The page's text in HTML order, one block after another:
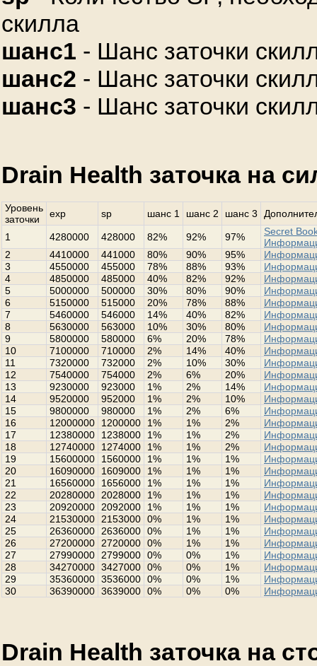
скилла
шанс1 - Шанс заточки
шанс2 - Шанс заточки
шанс3 - Шанс заточки
Drain Health заточка на
Уровень
заточки
exp sp шанс 1 шанс 2 шанс 3
1 4280000 428000 82% 92% 97%
Secret
2
4410000 441000 80% 90% 95%
3
4550000 455000 78% 88% 93%
4
4850000 485000 40% 82% 92%
5
5000000 500000 30% 80% 90%
6
5150000 515000 20% 78% 88%
7
5460000 546000 14% 40% 82%
8
5630000 563000 10% 30% 80%
9
5800000 580000 6% 20% 78%
10
7100000 710000 2% 14% 40%
11
7320000 732000 2% 10% 30%
12
7540000 754000 2% 6% 20%
13
9230000 923000 1% 2% 14%
14
9520000 952000 1% 2% 10%
15
9800000 980000 1% 2% 6%
16
12000000 1200000 1% 1% 2%
17
12380000 1238000 1% 1% 2%
18
12740000 1274000 1% 1% 2%
19
15600000 1560000 1% 1% 1%
20
16090000 1609000 1% 1% 1%
21
16560000 1656000 1% 1% 1%
22
20280000 2028000 1% 1% 1%
23
20920000 2092000 1% 1% 1%
24
21530000 2153000 0% 1% 1%
25
26360000 2636000 0% 1% 1%
26
27200000 2720000 0% 1% 1%
27
27990000 2799000 0% 0% 1%
28
34270000 3427000 0% 0% 1%
29
35360000 3536000 0% 0% 1%
30
36390000 3639000 0% 0% 0%
Drain Health заточка на